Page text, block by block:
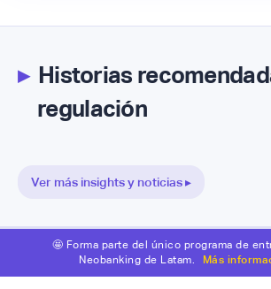
▸Historias
regulación
Ver más insights y noticias ▸
🤩 Forma parte del único programa de
Neobanking de Latam.
Más